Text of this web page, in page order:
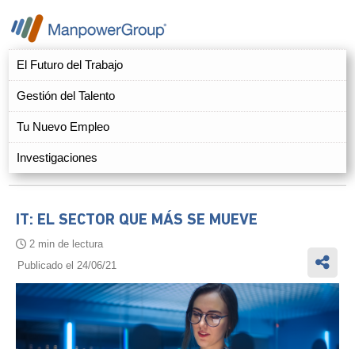
El Futuro del Trabajo
Gestión del Talento
Tu Nuevo Empleo
Investigaciones
IT: EL SECTOR QUE MÁS SE MUEVE
2 min de lectura
Publicado el 24/06/21